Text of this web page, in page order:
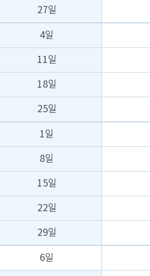
27일
4일
11일
18일
25일
1일
8일
15일
22일
29일
6일